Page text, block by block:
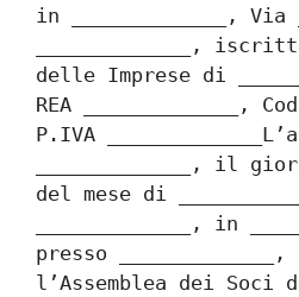
in _____________, Via
_____________,
delle Imprese di
REA _____________,
P.IVA
_____________, il
del mese di
_____________, in
presso
l’Assemblea dei Soci